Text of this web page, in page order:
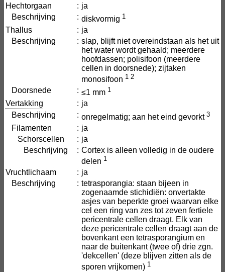
Hechtorgaan : ja
Beschrijving
: diskvormig 1
Thallus : ja
Beschrijving
: slap, blijft niet overeindstaan als het uit
het water wordt gehaald; meerdere
hoofdassen; polisifoon (meerdere
cellen in doorsnede); zijtaken
monosifoon 1 2
Doorsnede : ≤1 mm 1
Vertakking : ja
Beschrijving
: onregelmatig; aan het eind gevorkt 3
Filamenten : ja
Schorscellen
: ja
Beschrijving
: Cortex is alleen volledig in de oudere
delen 1
Vruchtlichaam : ja
Beschrijving
: tetrasporangia: staan bijeen in
zogenaamde stichidiën: onvertakte
asjes van beperkte groei waarvan elke
cel een ring van zes tot zeven fertiele
pericentrale cellen draagt. Elk van
deze pericentrale cellen draagt aan de
bovenkant een tetrasporangium en
naar de buitenkant (twee of) drie zgn.
'dekcellen' (deze blijven zitten als de
sporen vrijkomen) 1